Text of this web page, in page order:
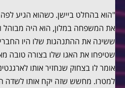
"הוא בהחלט ביישן. כשהוא הגיע
את המשפחה במלון, הוא היה מבוהל
ששינה את ההתנהגות שלו היו
שטיפחו את האגו שלו בצורה טובה
אומר לו בצחוק שנחזיר אותו
למטרו. מחשש שזה יקח אותו לשדה